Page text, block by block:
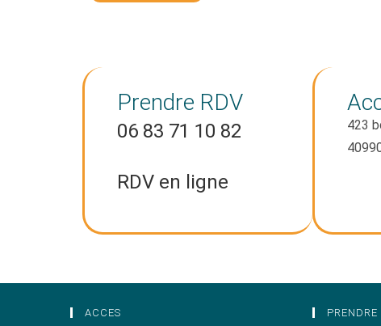
Prendre RDV
06 83 71 10 82
RDV en ligne
423
ACCES PRENDRE